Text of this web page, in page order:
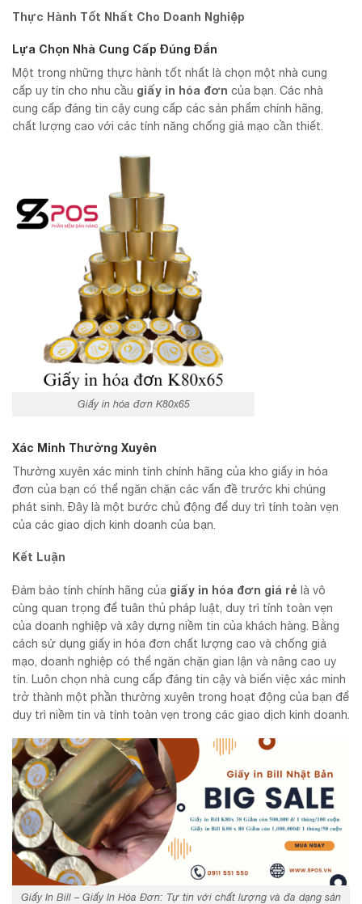
Thực Hành Tốt Nhất Cho Doanh Nghiệp
Lựa Chọn Nhà Cung Cấp Đúng Đắn
Một trong những thực hành tốt nhất là chọn một nhà cung
cấp uy tín cho nhu cầu giấy in hóa đơn của bạn. Các nhà
cung cấp đáng tin cậy cung cấp các sản phẩm chính hãng,
chất lượng cao với các tính năng chống giả mạo cần thiết.
Giấy in hóa đơn K80x65
Xác Minh Thường Xuyên
Thường xuyên xác minh tính chính hãng của kho giấy in hóa
đơn của bạn có thể ngăn chặn các vấn đề trước khi chúng
phát sinh. Đây là một bước chủ động để duy trì tính toàn vẹn
của các giao dịch kinh doanh của bạn.
Kết Luận
Đảm bảo tính chính hãng của giấy in hóa đơn giá rẻ là vô
cùng quan trọng để tuân thủ pháp luật, duy trì tính toàn vẹn
của doanh nghiệp và xây dựng niềm tin của khách hàng. Bằng
cách sử dụng giấy in hóa đơn chất lượng cao và chống giả
mạo, doanh nghiệp có thể ngăn chặn gian lận và nâng cao uy
tín. Luôn chọn nhà cung cấp đáng tin cậy và biến việc xác minh
trở thành một phần thường xuyên trong hoạt động của bạn để
duy trì niềm tin và tính toàn vẹn trong các giao dịch kinh doanh.
Giấy In Bill – Giấy In Hóa Đơn: Tự tin với chất lượng và đa dạng sản